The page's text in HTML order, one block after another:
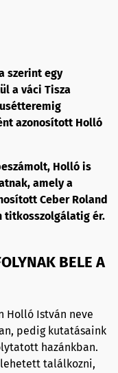
szerint egy
a váci Tisza
azonosított Holló
Holló is
amely a
Ceber Roland
titkosszolgálatig ér.
BELE A
Holló István neve
pedig kutatásaink
hazánkban.
találkozni,